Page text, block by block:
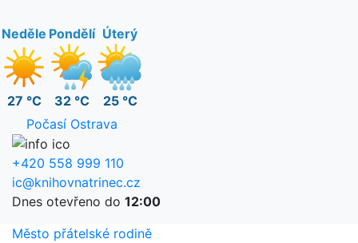
Neděle
27 °C
Pondělí
32 °C
Úterý
25 °C
Počasí Ostrava
+420 558 999 110
ic@knihovnatrinec.cz
Dnes otevřeno do 12:00
Město přátelské rodině